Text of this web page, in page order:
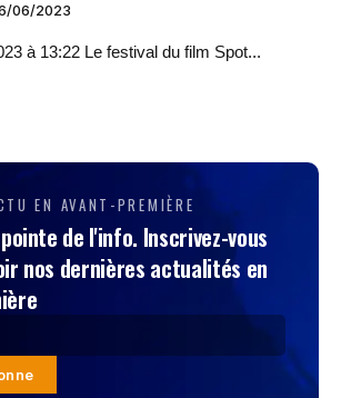
06/2023
à 13:22 Le festival du film Spot...
EN AVANT-PREMIÈRE
de l'info. Inscrivez-vous
nos dernières actualités en